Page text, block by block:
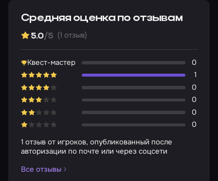
Средняя оценка по отзывам
5.0/5 (1 отзыв)
Квест-мастер
0
1
0
0
0
0
1 отзыв от игроков, опубликованный после
авторизации по почте или через соцсети
Все отзывы